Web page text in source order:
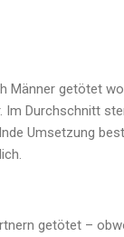
Männer getötet
Durchschnitt
Umsetzung
getötet –